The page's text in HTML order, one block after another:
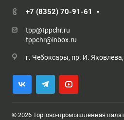
+7 (8352) 70-91-61
tpp@tppchr.ru
tppchr@inbox.ru
г. Чебоксары, пр. И.
© 2026 Торгово-промышленная